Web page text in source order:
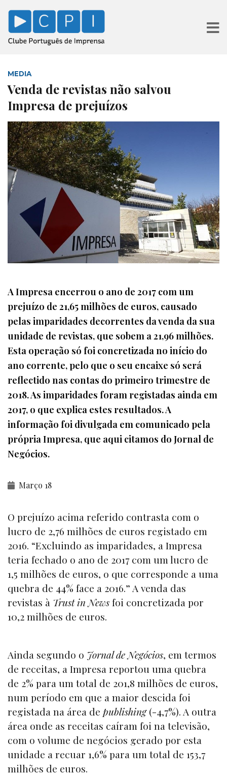
MEDIA
Venda de revistas não salvou
Impresa de prejuízos
A Impresa encerrou o ano de 2017 com um
prejuízo de 21,65 milhões de euros, causado
pelas imparidades decorrentes da venda da sua
unidade de revistas, que sobem a 21,96 milhões.
Esta operação só foi concretizada no início do
ano corrente, pelo que o seu encaixe só será
reflectido nas contas do primeiro trimestre de
2018. As imparidades foram registadas ainda em
2017, o que explica estes resultados. A
informação foi divulgada em comunicado pela
própria Impresa, que aqui citamos do Jornal de
Negócios.
Março 18
O prejuízo acima referido contrasta com o
lucro de 2,76 milhões de euros registado em
2016. “Excluindo as imparidades, a Impresa
teria fechado o ano de 2017 com um lucro de
1,5 milhões de euros, o que corresponde a uma
quebra de 44% face a 2016.” A venda das
revistas à Trust in Newsfoi concretizada por
10,2 milhões de euros.
Ainda segundo o Jornal de Negócios, em termos
de receitas, a Impresa reportou uma quebra
de 2% para um total de 201,8 milhões de euros,
num período em que a maior descida foi
registada na área de publishing(-4,7%). A outra
área onde as receitas caíram foi na televisão,
com o volume de negócios gerado por esta
unidade a recuar 1,6% para um total de 153,7
milhões de euros.